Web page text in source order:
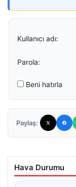
Kullanıcı adı:
Parola:
Beni hatırla
Paylaş:
Hava Durumu